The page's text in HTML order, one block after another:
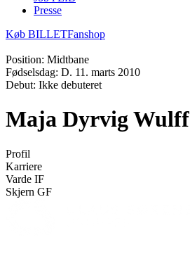
Presse
Køb BILLETFanshop
Position: Midtbane
Fødselsdag: D. 11. marts 2010
Debut: Ikke debuteret
Maja Dyrvig Wulff
Profil
Karriere
Varde IF
Skjern GF